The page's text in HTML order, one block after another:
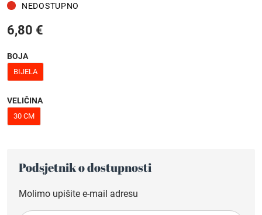
NEDOSTUPNO
6,80 €
BOJA
BIJELA
VELIČINA
30 CM
Podsjetnik o dostupnosti
Molimo upišite e-mail adresu